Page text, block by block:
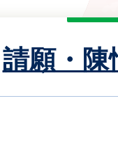
請願・陳